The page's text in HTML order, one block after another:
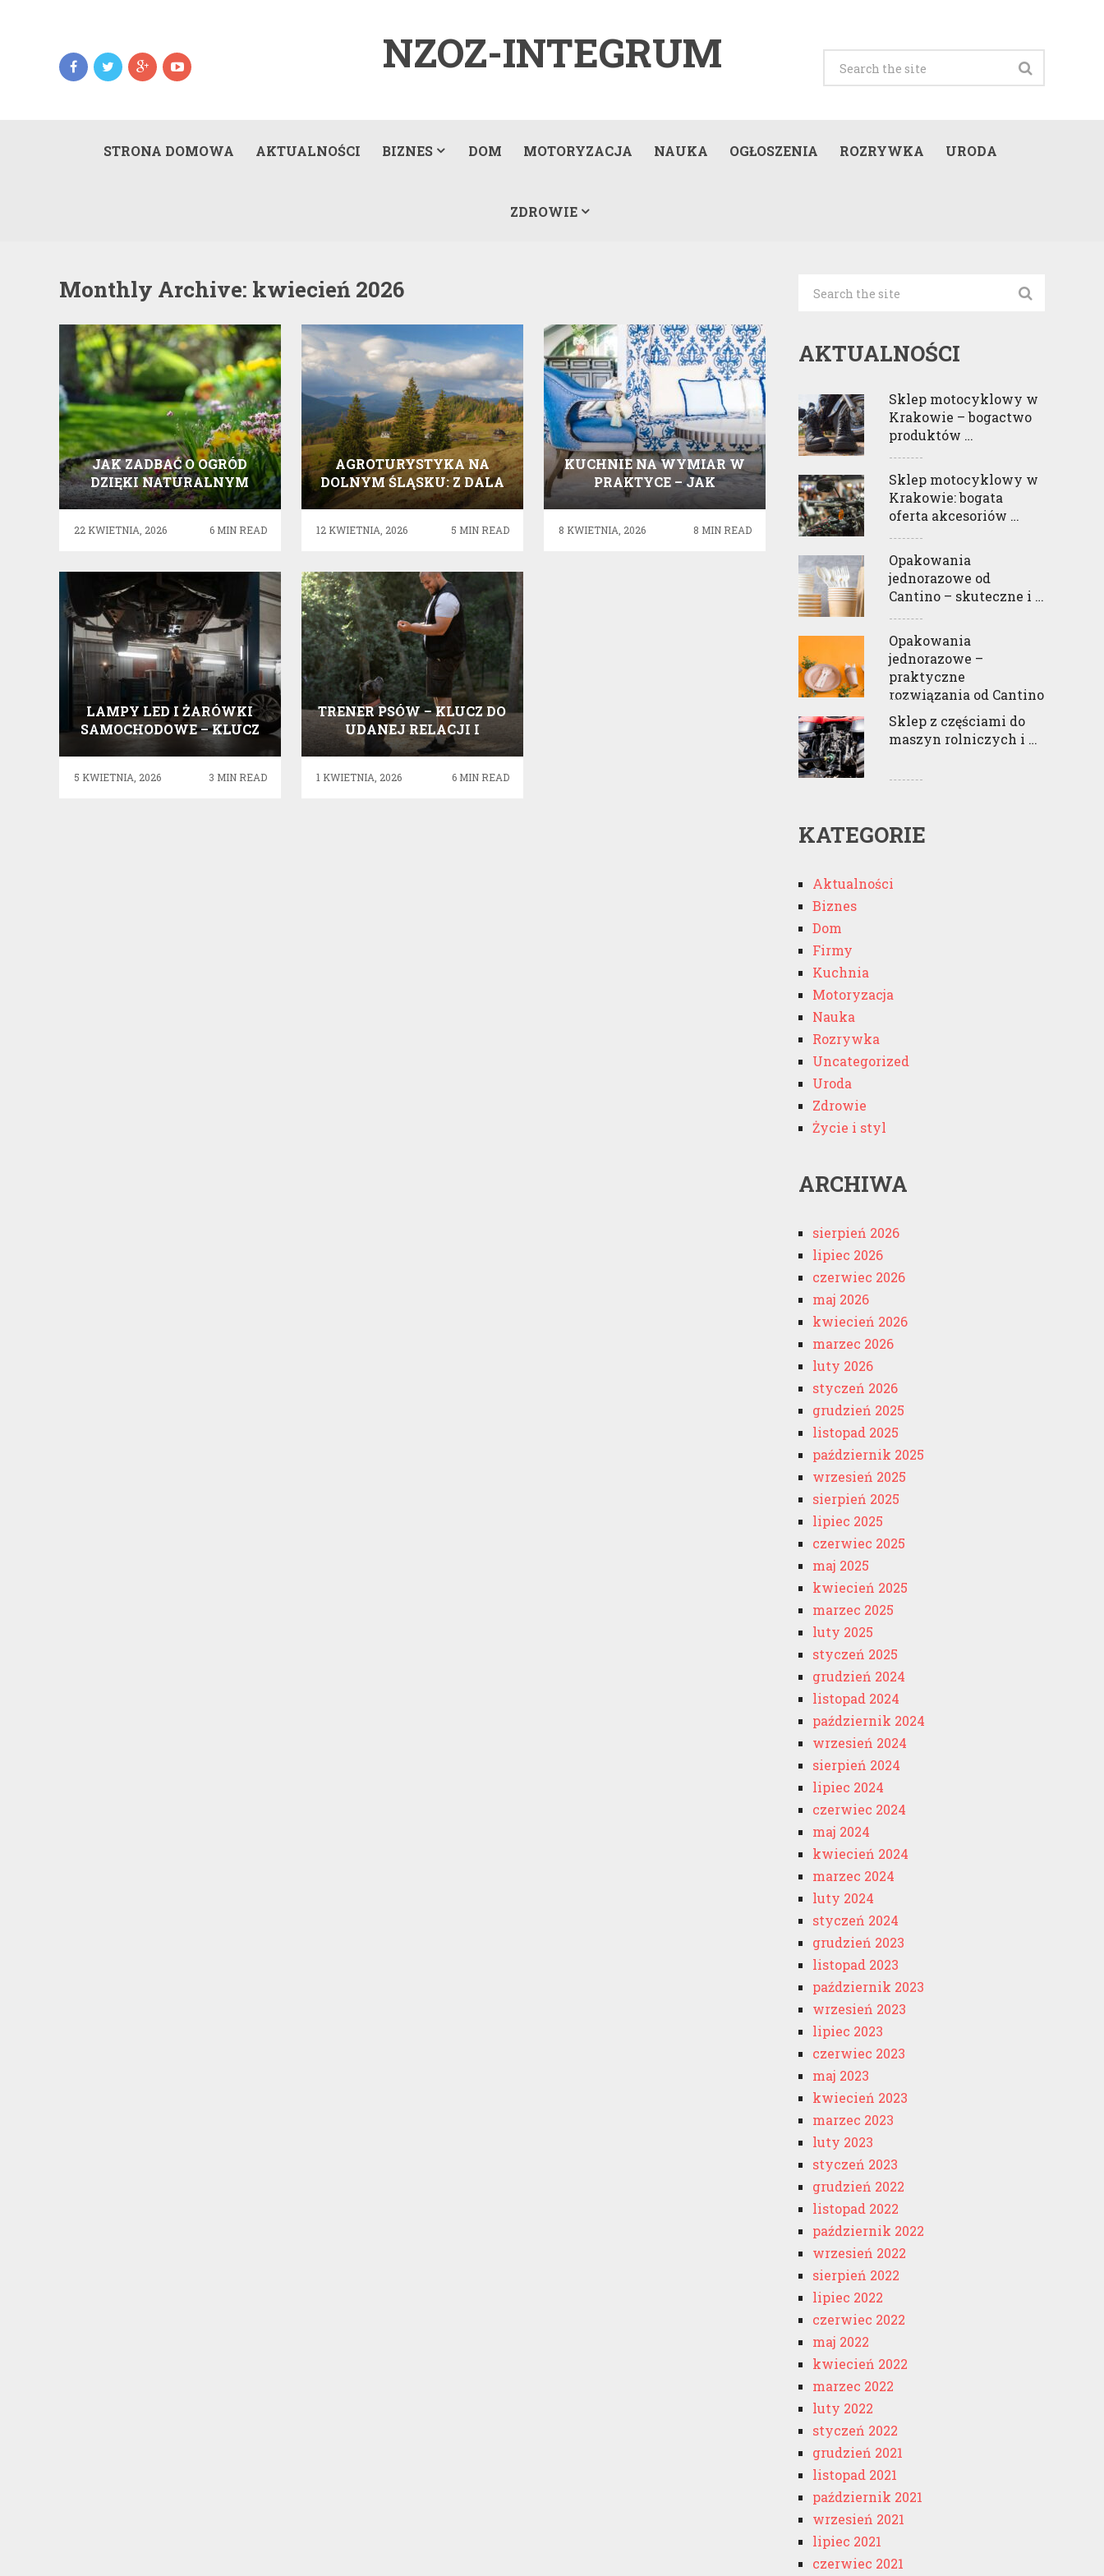
NZOZ-INTEGRUM
STRONA DOMOWA AKTUALNOŚCI BIZNES DOM MOTORYZACJA NAUKA OGŁOSZENIA ROZRYWKA URODA
ZDROWIE
Monthly Archive: kwiecień 2026
JAK ZADBAĆ O OGRÓD
DZIĘKI NATURALNYM
PODSYPKOM –
22 KWIETNIA, 2026 6 MIN READ
AGROTURYSTYKA NA
DOLNYM ŚLĄSKU: Z DALA
OD ZGIEŁKU I BLIŻEJ
12 KWIETNIA, 2026 5 MIN READ
KUCHNIE NA WYMIAR W
PRAKTYCE – JAK
WYBRAĆ NAJLEPSZE
8 KWIETNIA, 2026 8 MIN READ
LAMPY LED I ŻARÓWKI
SAMOCHODOWE – KLUCZ
DO BEZPIECZNEJ JAZDY
5 KWIETNIA, 2026 3 MIN READ
TRENER PSÓW – KLUCZ DO
UDANEJ RELACJI I
PRAWIDŁOWEGO
CZWORONOGA
1 KWIETNIA, 2026 6 MIN READ
AKTUALNOŚCI
Sklep motocyklowy w
Krakowie – bogactwo
produktów …
Sklep motocyklowy w
Krakowie: bogata
oferta akcesoriów …
Opakowania
jednorazowe od
Cantino – skuteczne i …
Opakowania
jednorazowe –
praktyczne
rozwiązania od Cantino
Sklep z częściami do
maszyn rolniczych i …
KATEGORIE
Aktualności
Biznes
Dom
Firmy
Kuchnia
Motoryzacja
Nauka
Rozrywka
Uncategorized
Uroda
Zdrowie
Życie i styl
ARCHIWA
sierpień 2026
lipiec 2026
czerwiec 2026
maj 2026
kwiecień 2026
marzec 2026
luty 2026
styczeń 2026
grudzień 2025
listopad 2025
październik 2025
wrzesień 2025
sierpień 2025
lipiec 2025
czerwiec 2025
maj 2025
kwiecień 2025
marzec 2025
luty 2025
styczeń 2025
grudzień 2024
listopad 2024
październik 2024
wrzesień 2024
sierpień 2024
lipiec 2024
czerwiec 2024
maj 2024
kwiecień 2024
marzec 2024
luty 2024
styczeń 2024
grudzień 2023
listopad 2023
październik 2023
wrzesień 2023
lipiec 2023
czerwiec 2023
maj 2023
kwiecień 2023
marzec 2023
luty 2023
styczeń 2023
grudzień 2022
listopad 2022
październik 2022
wrzesień 2022
sierpień 2022
lipiec 2022
czerwiec 2022
maj 2022
kwiecień 2022
marzec 2022
luty 2022
styczeń 2022
grudzień 2021
listopad 2021
październik 2021
wrzesień 2021
lipiec 2021
czerwiec 2021